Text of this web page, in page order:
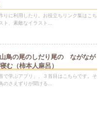
りに利用したり。お役立ちリンク集はこち
ト、素敵なイラスト...
鳥の尾のしだり尾の ながなが
む（柿本人麻呂）
で学ぶアプリ」、３首目はこちらです。そ
のさえずりが聞ける...